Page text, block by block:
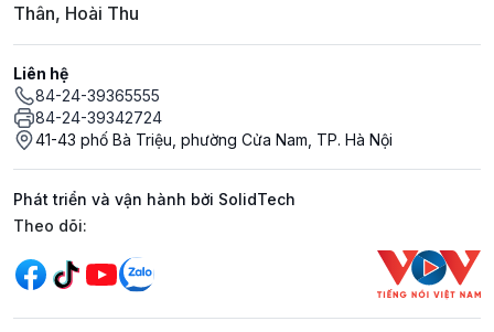
Thân, Hoài Thu
Liên hệ
84-24-39365555
84-24-39342724
41-43 phố Bà Triệu, phường Cửa Nam, TP. Hà Nội
Phát triển và vận hành bởi SolidTech
Mạng xã hội
Theo dõi: